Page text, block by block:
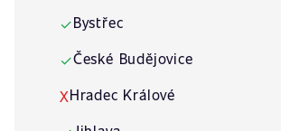
✓Bystřec
✓České Budějovice
XHradec Králové